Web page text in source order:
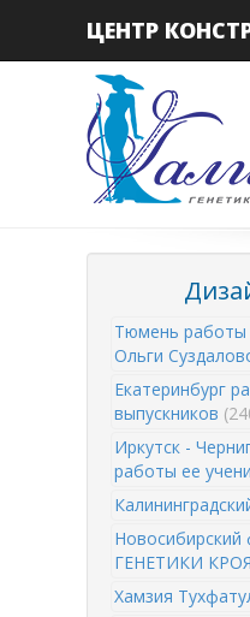
ЦЕНТР
Тюмень работы
Ольги
Екатеринбург
выпускников
Иркутск -
работы ее
Новосибирский
ГЕНЕТИКИ
Хамзия